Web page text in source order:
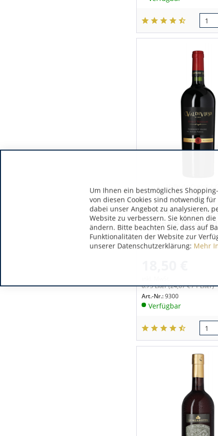
Valle de Curicó |
Valdivieso
Single
0.75 Liter(24,67 € / 1 Liter)
Art.-Nr.:9300
Verfügbar
Um Ihnen ein bestmögliches
von diesen Cookies sind notwendig
dabei unser Angebot zu analysieren,
Website zu verbessern. Sie können
ändern. Bitte beachten Sie, dass auf
Funktionalitäten der Website zur
unserer Datenschutzerklärung: Mehr